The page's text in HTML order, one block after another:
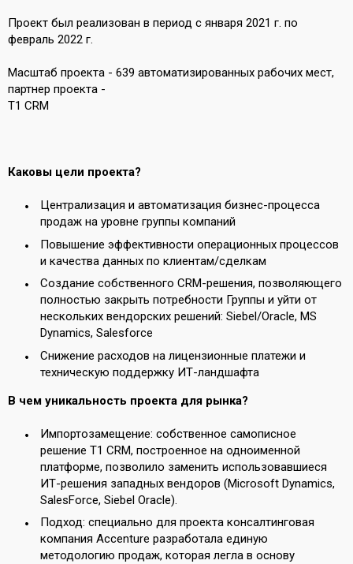
Проект был реализован в период с января 2021 г. по
февраль 2022 г.
Масштаб проекта - 639 автоматизированных рабочих мест,
партнер проекта -
Т1 CRM
Каковы цели проекта?
Централизация и автоматизация бизнес-процесса
продаж на уровне группы компаний
Повышение эффективности операционных процессов
и качества данных по клиентам/сделкам
Создание собственного CRM-решения, позволяющего
полностью закрыть потребности Группы и уйти от
нескольких вендорских решений: Siebel/Oracle, MS
Dynamics, Salesforce
Снижение расходов на лицензионные платежи и
техническую поддержку ИТ-ландшафта
В чем уникальность проекта для рынка?
Импортозамещение: собственное самописное
решение T1 CRM, построенное на одноименной
платформе, позволило заменить использовавшиеся
ИТ-решения западных вендоров (Microsoft Dynamics,
SalesForce, Siebel Oracle).
Подход: специально для проекта консалтинговая
компания Accenture разработала единую
методологию продаж, которая легла в основу